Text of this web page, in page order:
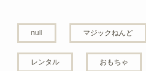
null マジックねんど
レンタル おもちゃ